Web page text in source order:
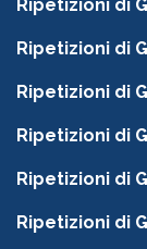
Ripetizioni di
Ripetizioni di
Ripetizioni di
Ripetizioni di
Ripetizioni di
Ripetizioni di